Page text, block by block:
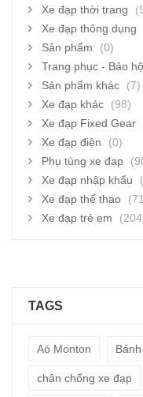
Xe đạp thời trang
Xe đạp thông dụng
Sản phẩm
(0)
Trang phục - Bảo
Sản phẩm khác
(7)
Xe đạp khác
(98)
Xe đạp Fixed Gear
Xe đạp điện
(0)
Phụ tùng xe đạp
Xe đạp nhập khẩu
Xe đạp thể thao
Xe đạp trẻ em
TAGS
Aó Monton
chân chống xe đạp